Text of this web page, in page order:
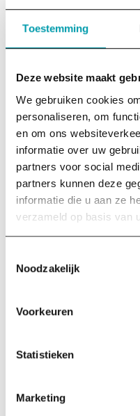
Toestemming
Deze website maakt
We gebruiken cookies
personaliseren, om
en om ons
informatie over uw
partners voor social
partners kunnen deze
informatie die u aan ze
verzameld op basis van
Noodzakelijk
Voorkeuren
Statistieken
Marketing
Onderwerp van de
Een media optreden
Meewerken aan een
Achtergrond
productie
Omschrijf zo duidelijk
Vermeld bijv.
eventuele